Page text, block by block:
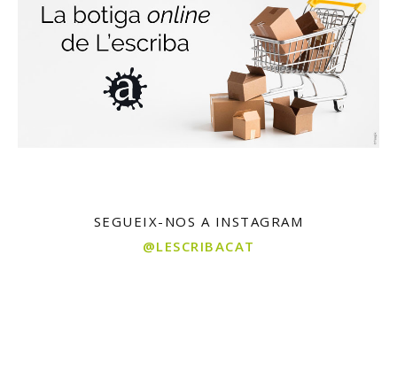
SEGUEIX-NOS A INSTAGRAM
@LESCRIBACAT